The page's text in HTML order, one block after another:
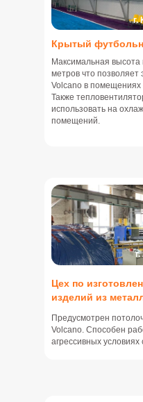
Крытый
г.
Максимальная высота
метров что
Volcano в помещениях
Также
использовать на
помещений.
Цех по
изделий из
Предусмотрен
Volcano. Способен
агрессивных условиях